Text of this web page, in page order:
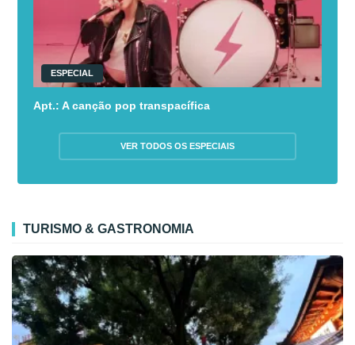
ESPECIAL
Apt.: A canção pop transpacífica
VER TODOS OS ESPECIAIS
TURISMO & GASTRONOMIA